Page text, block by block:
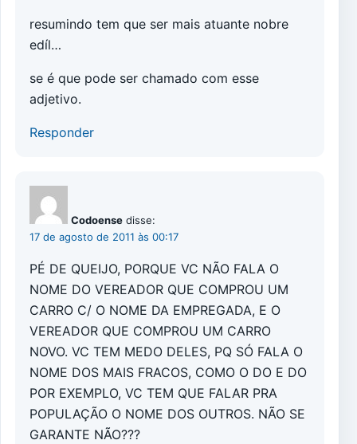
resumindo tem que ser mais atuante nobre
edíl…
se é que pode ser chamado com esse
adjetivo.
Responder
Codoense disse:
17 de agosto de 2011 às 00:17
PÉ DE QUEIJO, PORQUE VC NÃO FALA O
NOME DO VEREADOR QUE COMPROU UM
CARRO C/ O NOME DA EMPREGADA, E O
VEREADOR QUE COMPROU UM CARRO
NOVO. VC TEM MEDO DELES, PQ SÓ FALA O
NOME DOS MAIS FRACOS, COMO O DO E DO
POR EXEMPLO, VC TEM QUE FALAR PRA
POPULAÇÃO O NOME DOS OUTROS. NÃO SE
GARANTE NÃO???